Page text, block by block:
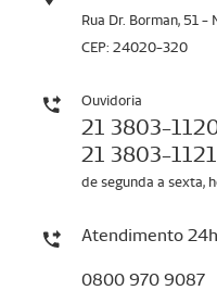
Rua Dr. Borman, 51 -
CEP: 24020-320
Ouvidoria
21 3803-
21 3803-1121
de segunda a sexta,
Atendimento 24h
0800 970 9087